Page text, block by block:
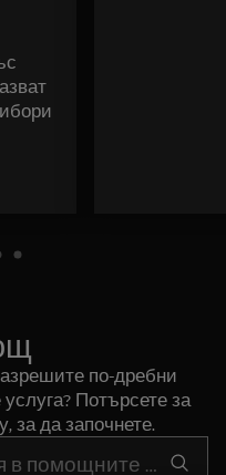
по-дребни
Потърсете за
за да започнете.